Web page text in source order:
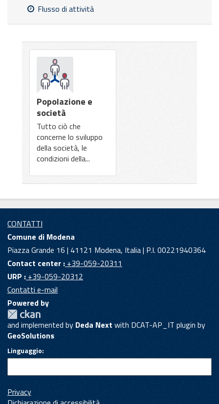
Flusso di attività
Popolazione e
società
Tutto ciò che
concerne lo sviluppo
della società, le
condizioni della...
CONTATTI
Comune di Modena
Piazza Grande 16 | 41121 Modena, Italia | P.I. 00221940364
Contact center : +39-059-20311
URP : +39-059-20312
Contatti e-mail
Powered by
and implemented by Deda Next with DCAT-AP_IT plugin by
GeoSolutions
Linguaggio
Privacy